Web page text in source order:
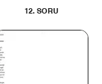
12. SORU